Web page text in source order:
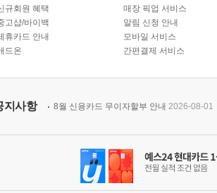
규회원 혜택
고샵/바이백
휴카드 안내
드온
매장 픽업 서비스
알림 신청 안내
모바일 서비스
간편결제 서비스
지사항 8월 신용카드 무이자할부 안내 2026-08-01